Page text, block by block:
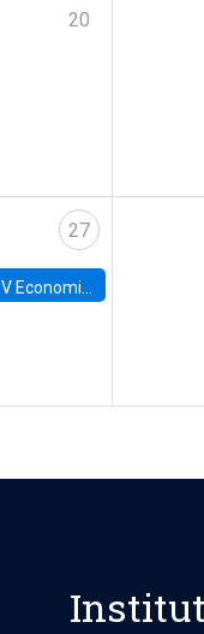
20
27
IV Economics Alumni Workshop